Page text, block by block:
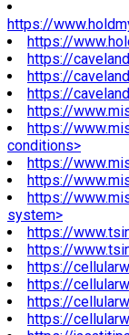
https://
https://
https://
https://
https://
https://
https://
conditions>
https://
https://
https://
system>
https://
https://
https://
https://
https://
https://